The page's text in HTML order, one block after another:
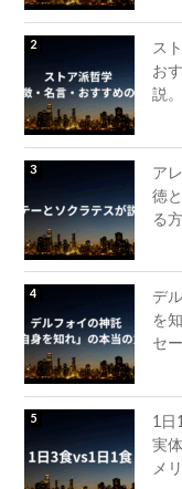
ス
お
説。
ア
徳
る
デ
を
セ
1日
実
メ